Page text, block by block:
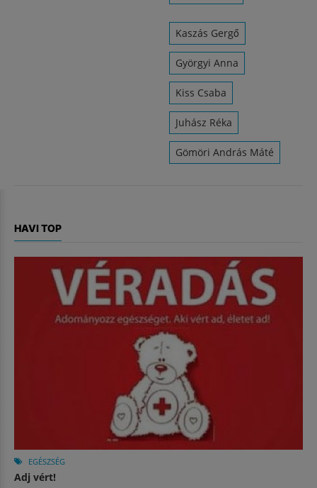
Kaszás Gergő
Györgyi Anna
Kiss Csaba
Juhász Réka
Gömöri András Máté
HAVI TOP
EGÉSZSÉG
Adj vért!